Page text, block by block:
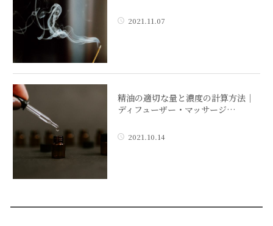
2021.11.07
精油の適切な量と濃度の計算方法｜
ディフューザー・マッサージ…
2021.10.14